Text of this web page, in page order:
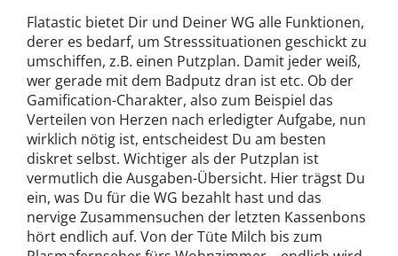
Flatastic bietet Dir und Deiner WG alle Funktionen,
derer es bedarf, um Stresssituationen geschickt zu
umschiffen, z.B. einen Putzplan. Damit jeder weiß,
wer gerade mit dem Badputz dran ist etc. Ob der
Gamification-Charakter, also zum Beispiel das
Verteilen von Herzen nach erledigter Aufgabe, nun
wirklich nötig ist, entscheidest Du am besten
diskret selbst. Wichtiger als der Putzplan ist
vermutlich die Ausgaben-Übersicht. Hier trägst Du
ein, was Du für die WG bezahlt hast und das
nervige Zusammensuchen der letzten Kassenbons
hört endlich auf. Von der Tüte Milch bis zum